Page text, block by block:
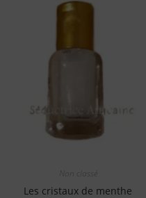
Non classé
Les cristaux de menthe